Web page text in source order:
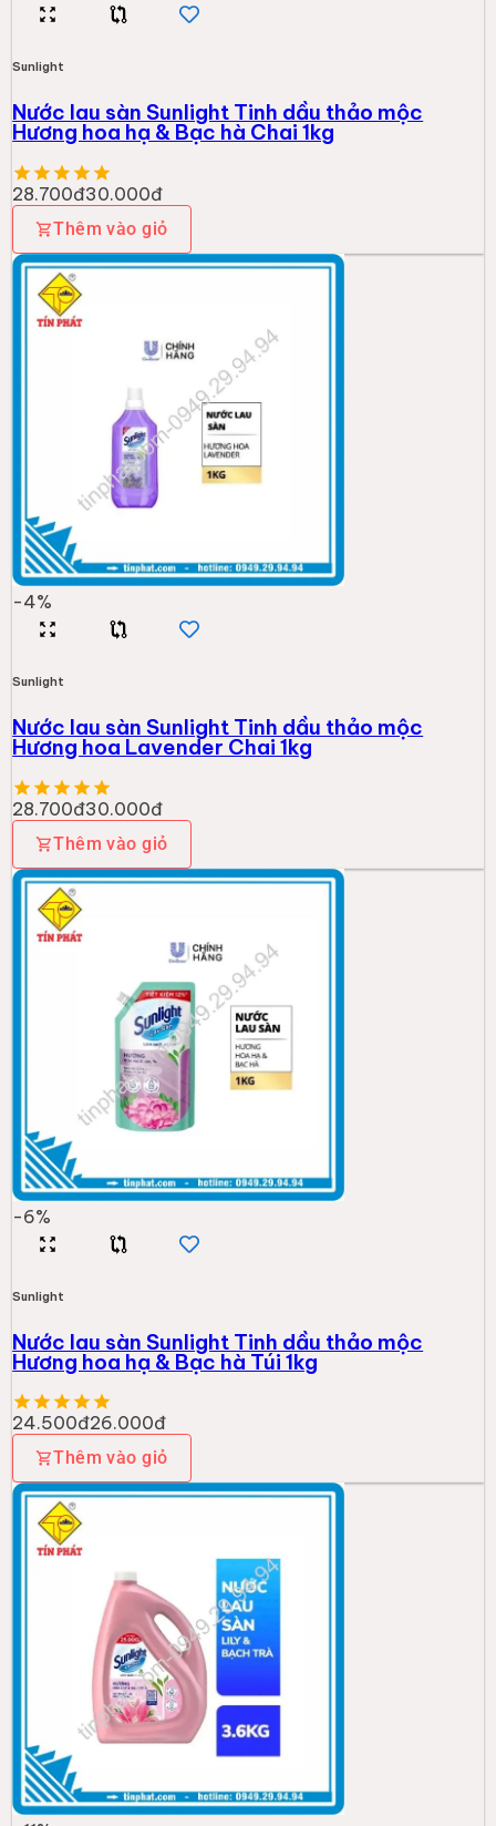
Sunlight
Nước lau sàn Sunlight Tinh dầu thảo mộc
Hương hoa hạ & Bạc hà Chai 1kg
28.700đ30.000đ
Thêm vào giỏ
-4%
Sunlight
Nước lau sàn Sunlight Tinh dầu thảo mộc
Hương hoa Lavender Chai 1kg
28.700đ30.000đ
Thêm vào giỏ
-6%
Sunlight
Nước lau sàn Sunlight Tinh dầu thảo mộc
Hương hoa hạ & Bạc hà Túi 1kg
24.500đ26.000đ
Thêm vào giỏ